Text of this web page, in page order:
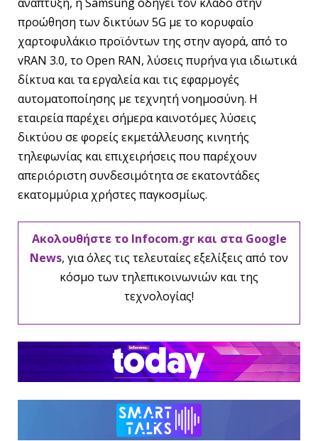
προώθηση των δικτύων 5G με το κορυφαίο
χαρτοφυλάκιο προϊόντων της στην αγορά, από το
vRAN 3.0, το Open RAN, λύσεις πυρήνα για ιδιωτικά
δίκτυα και τα εργαλεία και τις εφαρμογές
αυτοματοποίησης με τεχνητή νοημοσύνη. Η
εταιρεία παρέχει σήμερα καινοτόμες λύσεις
δικτύου σε φορείς εκμετάλλευσης κινητής
τηλεφωνίας και επιχειρήσεις που παρέχουν
απεριόριστη συνδεσιμότητα σε εκατοντάδες
εκατομμύρια χρήστες παγκοσμίως.
Ακολουθήστε το Infocom.gr και στα Google
News, για όλες τις τελευταίες εξελίξεις από τον
κόσμο των τηλεπικοινωνιών και της
τεχνολογίας!